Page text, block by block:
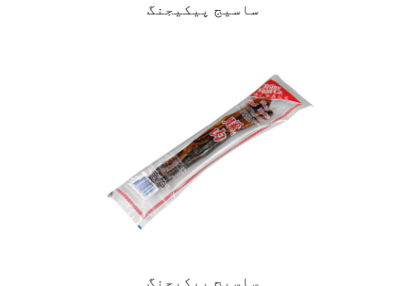
ساسیج پیکیجنگ
ساسیج پیکیجنگ